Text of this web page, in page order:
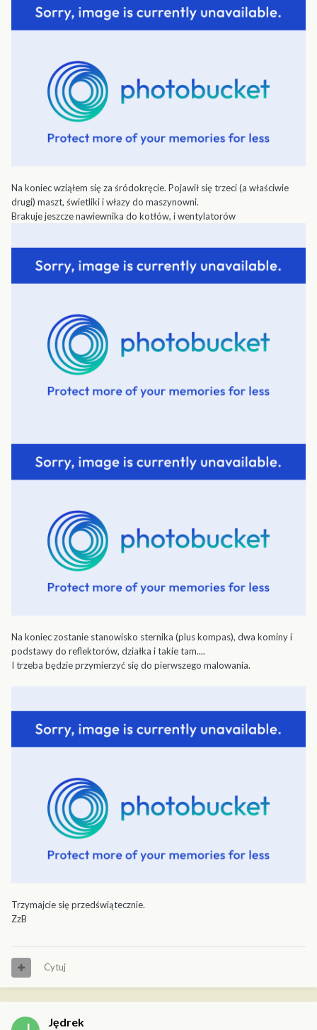
Na koniec wziąłem się za śródokręcie. Pojawił się trzeci (a właściwie
drugi) maszt, świetliki i włazy do maszynowni.
Brakuje jeszcze nawiewnika do kotłów, i wentylatorów
Na koniec zostanie stanowisko sternika (plus kompas), dwa kominy i
podstawy do reflektorów, działka i takie tam....
I trzeba będzie przymierzyć się do pierwszego malowania.
Trzymajcie się przedświątecznie.
ZzB
Cytuj
Jędrek